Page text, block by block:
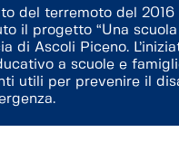
del terremoto del
il progetto “Una
di Ascoli Piceno.
a scuole e
utili per prevenire il